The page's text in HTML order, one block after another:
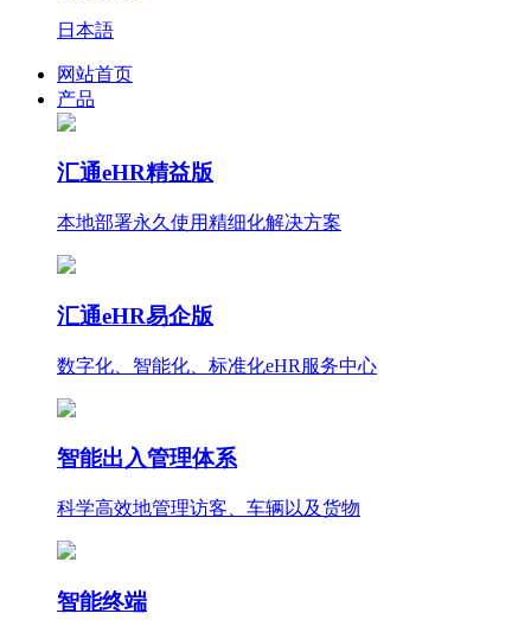
日本語
网站首页
产品
汇通eHR精益版
本地部署永久使用精细化解决方案
汇通eHR易企版
数字化、智能化、标准化eHR服务中心
智能出入管理体系
科学高效地管理访客、车辆以及货物
智能终端